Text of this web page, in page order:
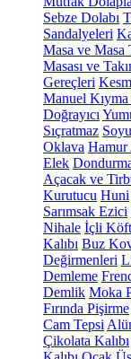
Sebze Dolabı
Sandalyeleri
Masa ve Masa
Masası ve
Gereçleri
Manuel
Doğrayıcı
Sıçratmaz
Oklava Hamur
Elek
Açacak ve
Kurutucu Huni
Sarımsak Ezici
Nihale İçli
Kalıbı Buz
Değirmenleri
Demleme
Demlik Moka
Fırında Pişirme
Cam Tepsi
Çikolata Kalıbı